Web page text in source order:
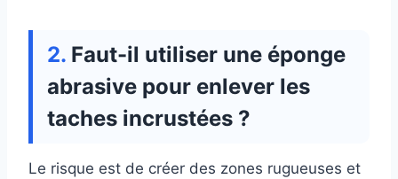
Faut-il utiliser une éponge
abrasive pour enlever les
taches incrustées ?
Le risque est de créer des zones rugueuses et